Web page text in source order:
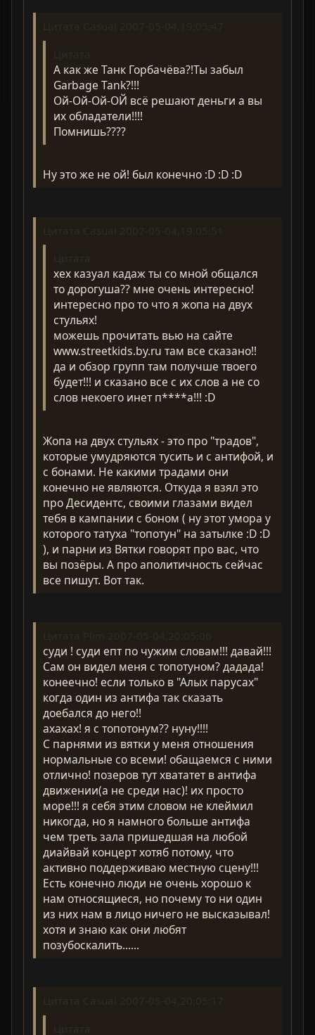
А как же Танк Горбачёва?!Ты забыл
Garbage Tank?!!!
Ой-Ой-Ой-ОЙ всё решают деньги а вы
их обладатели!!!!
Помнишь????
Ну это же не ой! был конечно :D :D :D
хех казуал кадаж ты со мной общался
то дорогуша?? мне очень интересно!
интересно про то что я жопа на двух
стульях!
можешь прочитать вью на сайте
www.streetkids.by.ru там все сказано!!
да и обзор групп там получше твоего
будет!!! и сказано все с их слов а не со
слов некоего инет п****а!!! :D
Жопа на двух стульях - это про "традов",
которые умудряются тусить и с антифой, и
с бонами. Не какими традами они
конечно не являются. Откуда я взял это
про Десидентс, своими глазами видел
тебя в кампании с боном ( ну этот умора у
которого татуха "топотун" на затылке :D :D
), и парни из Вятки говорят про вас, что
вы позёры. А про аполитичность сейчас
все пишут. Вот так.
суди ! суди епт по чужим словам!!! давай!!!
Сам он видел меня с топотуном? дадада!
конеечно! если только в "Алых парусах"
когда один из антифа так сказать
доебался до него!!
ахахах! я с топотонум?? нуну!!!!
С парнями из вятки у меня отношения
нормальные со всеми! обащаемся с ними
отлично! позеров тут хвататет в антифа
движении(а не среди нас)! их просто
море!!! я себя этим словом не клеймил
никогда, но я намного больше антифа
чем треть зала пришедшая на любой
диайвай концерт хотяб потому, что
активно поддерживаю местную сцену!!!
Есть конечно люди не очень хорошо к
нам относящиеся, но почему то ни один
из них нам в лицо ничего не высказывал!
хотя и знаю как они любят
позубоскалить......